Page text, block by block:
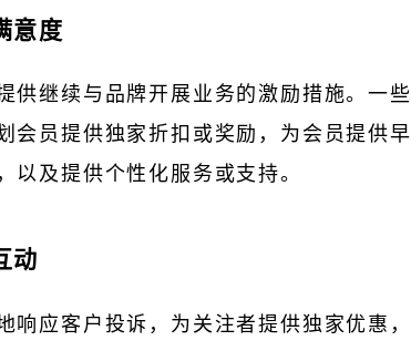
意度
供继续与品牌开展业务的激励措施。一些
会员提供独家折扣或奖励，为会员提供早
以及提供个性化服务或支持。
动
响应客户投诉，为关注者提供独家优惠，